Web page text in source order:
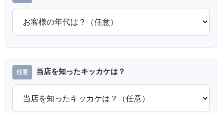
当店を知ったキッカケは？